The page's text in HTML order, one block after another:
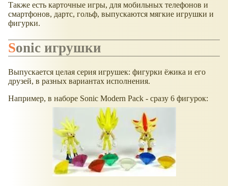
Также есть карточные игры, для мобильных телефонов и
смартфонов, дартс, гольф, выпускаются мягкие игрушки и
фигурки.
Sonic игрушки
Выпускается целая серия игрушек: фигурки ёжика и его
друзей, в разных вариантах исполнения.
Например, в наборе Sonic Modern Pack - сразу 6 фигурок: